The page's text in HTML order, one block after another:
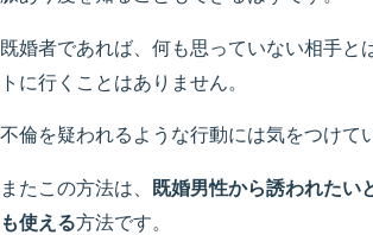
既婚者であれば、何も思っていない相手と
トに行くことはありません。
不倫を疑われるような行動には気をつけて
またこの方法は、
既婚男性から誘われたい
も使える方法です。